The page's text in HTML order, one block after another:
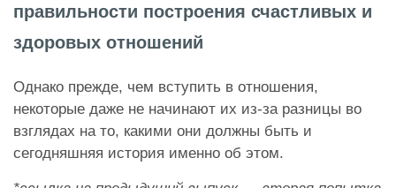
правильности построения счастливых и
здоровых отношений
Однако прежде, чем вступить в отношения,
некоторые даже не начинают их из-за разницы во
взглядах на то, какими они должны быть и
сегодняшняя история именно об этом.